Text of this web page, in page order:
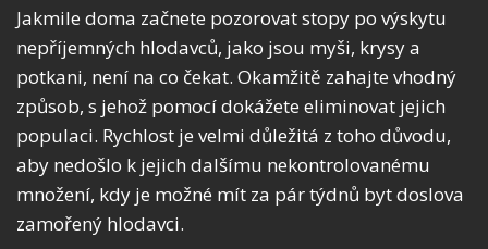
Jakmile doma začnete pozorovat stopy po výskytu
nepříjemných hlodavců, jako jsou myši, krysy a
potkani, není na co čekat. Okamžitě zahajte vhodný
způsob, s jehož pomocí dokážete eliminovat jejich
populaci. Rychlost je velmi důležitá z toho důvodu,
aby nedošlo k jejich dalšímu nekontrolovanému
množení, kdy je možné mít za pár týdnů byt doslova
zamořený hlodavci.